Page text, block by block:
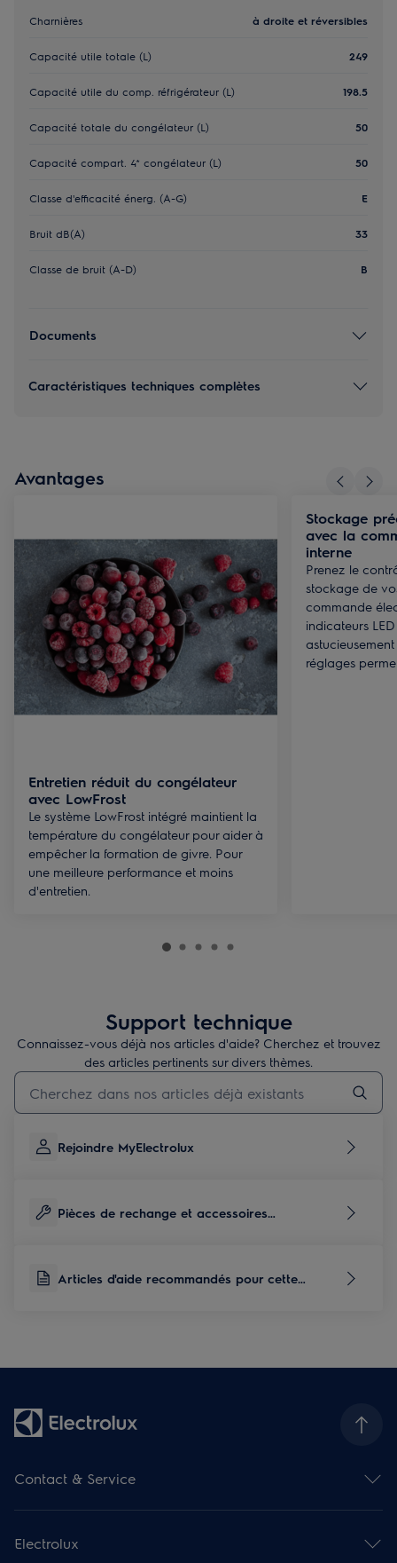
Charnières à droite et réversibles
Capacité utile totale (L) 249
Capacité utile du comp. réfrigérateur (L) 198.5
Capacité totale du congélateur (L) 50
Capacité compart. 4* congélateur (L) 50
Classe d'efficacité énerg. (A-G) E
Bruit dB(A) 33
Classe de bruit (A-D) B
Documents
Caractéristiques techniques complètes
Avantages
Entretien réduit du congélateur
avec LowFrost
Le système LowFrost intégré maintient la
température du congélateur pour aider à
empêcher la formation de givre. Pour
une meilleure performance et moins
d'entretien.
Stockage
avec la
interne
Prenez le
stockage de
commande
indicateurs
réglages
Support technique
Connaissez-vous déjà nos articles d'aide? Cherchez et trouvez
des articles pertinents sur divers thèmes.
Taper pour rechercher des articles de conseils
Rejoindre MyElectrolux
Pièces de rechange et accessoires
Articles d'aide recommandés pour cette
Contact & Service
Aperçu des services
Service de réparation
Electrolux